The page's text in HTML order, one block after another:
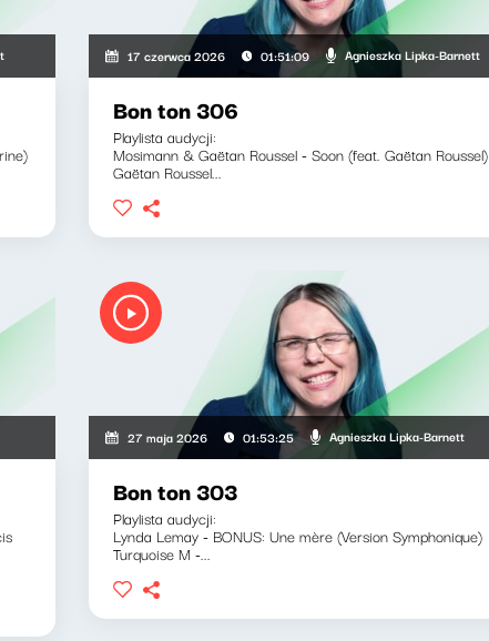
17 czerwca 2026 01:51:09 Agnieszka Lipka-Barnett
Bon ton 306
Playlista audycji:
Mosimann & Gaëtan Roussel - Soon (feat. Gaëtan Roussel)
Gaëtan Roussel...
27 maja 2026 01:53:25 Agnieszka Lipka-Barnett
Bon ton 303
Playlista audycji:
Lynda Lemay - BONUS: Une mère (Version Symphonique)
Turquoise M -...